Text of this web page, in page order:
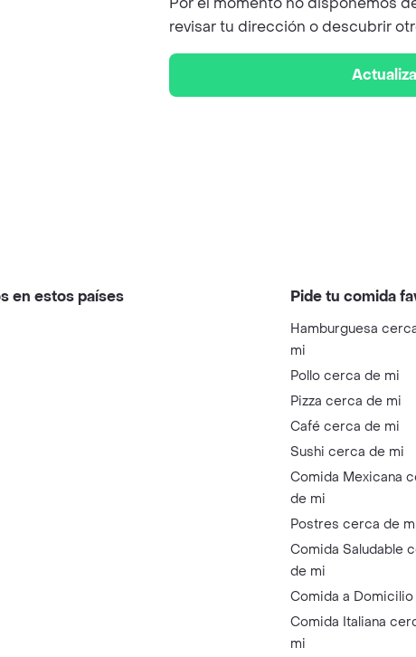
revisar tu dirección o descubrir
en estos países Pide tu comida
Hamburguesa
mi
Pollo cerca de mi
Pizza cerca de mi
Café cerca de mi
Sushi cerca de mi
Comida Mexicana
de mi
Postres cerca de
Comida Saludable
de mi
Comida a Domicilio
Comida Italiana
mi